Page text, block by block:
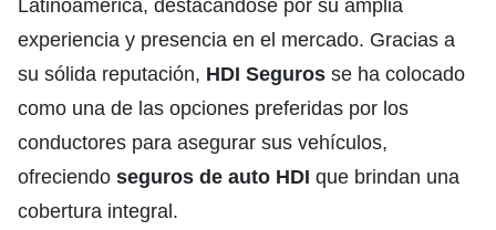
Latinoamérica, destacándose por su amplia
experiencia y presencia en el mercado. Gracias a
su sólida reputación, HDI Seguros se ha colocado
como una de las opciones preferidas por los
conductores para asegurar sus vehículos,
ofreciendo seguros de auto HDI que brindan una
cobertura integral.